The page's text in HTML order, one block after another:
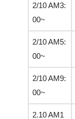
2/10 AM3:
00~
2/10 AM5:
00~
2/10 AM9:
00~
2.10 AM1